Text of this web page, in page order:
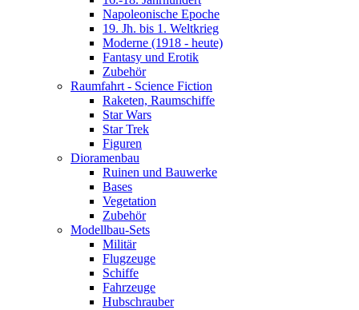
Napoleonische Epoche
19. Jh. bis 1. Weltkrieg
Moderne (1918 - heute)
Fantasy und Erotik
Zubehör
Raumfahrt - Science Fiction
Raketen, Raumschiffe
Star Wars
Star Trek
Figuren
Dioramenbau
Ruinen und Bauwerke
Bases
Vegetation
Zubehör
Modellbau-Sets
Militär
Flugzeuge
Schiffe
Fahrzeuge
Hubschrauber